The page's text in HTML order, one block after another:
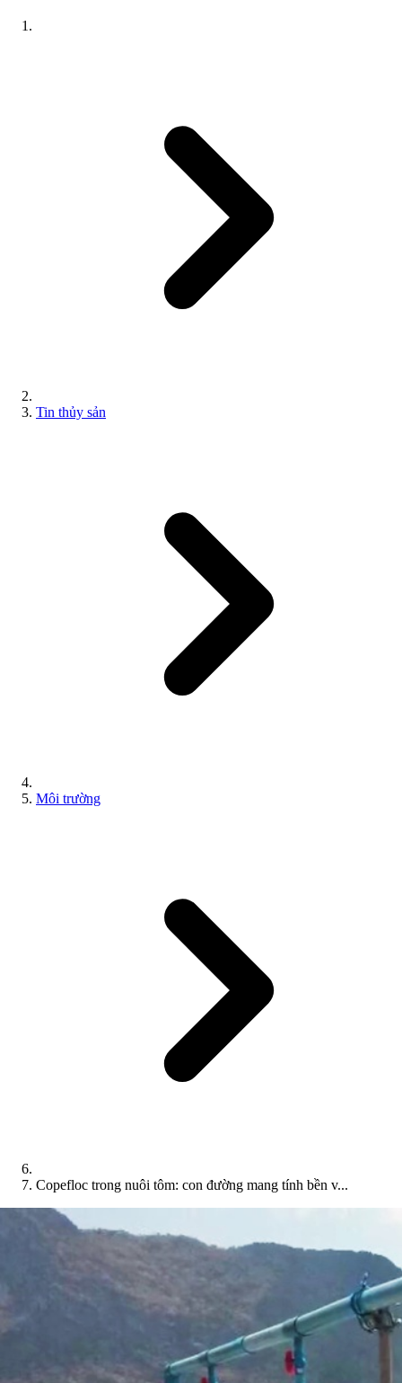
Tin thủy sản
Môi trường
Copefloc trong nuôi tôm: con đường mang tính bền v...